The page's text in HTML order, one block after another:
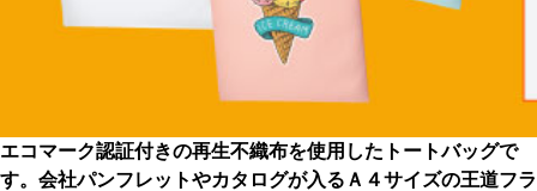
エコマーク認証付きの再生不織布を使用したトートバッグで
す。 会社パンフレットやカタログが入るＡ４サイズの王道フラ